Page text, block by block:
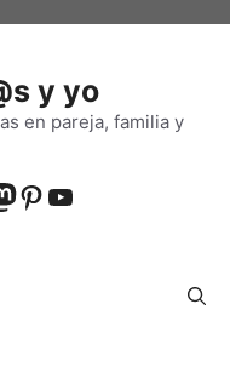
y yo
en pareja, familia y
Pinterest
YouTube